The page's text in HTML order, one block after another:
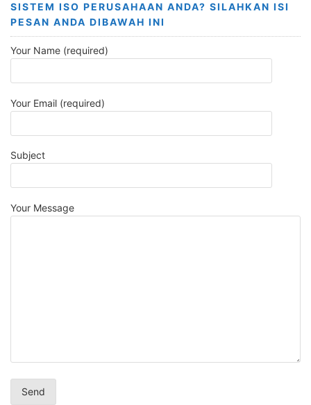
SISTEM ISO PERUSAHAAN ANDA? SILAHKAN ISI
PESAN ANDA DIBAWAH INI
Your Name (required)
Your Email (required)
Subject
Your Message